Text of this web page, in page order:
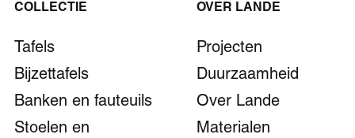
COLLECTIE
Tafels
Bijzettafels
Banken en fauteuils
Stoelen en
OVER LANDE
Projecten
Duurzaamheid
Over Lande
Materialen